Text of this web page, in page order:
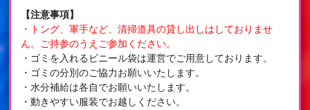
【注意事項】
・トング、軍手など、清掃道具の貸し出しはしておりませ
ん。ご持参のうえご参加ください。
・ゴミを入れるビニール袋は運営でご用意しております。
・ゴミの分別のご協力お願いいたします。
・水分補給は各自でお願いいたします。
・動きやすい服装でお越しください。